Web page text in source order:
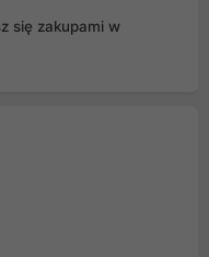
się zakupami w